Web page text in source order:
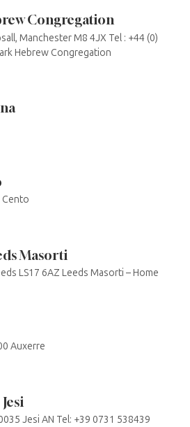
Congregation
Manchester M8 4JX Tel : +44 (0)
Hebrew Congregation
Cento
Masorti
LS17 6AZ Leeds Masorti – Home
Auxerre
Jesi AN Tel: +39 0731 538439